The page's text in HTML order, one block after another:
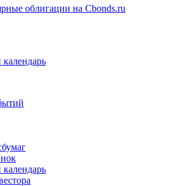
облигации на Cbonds.ru